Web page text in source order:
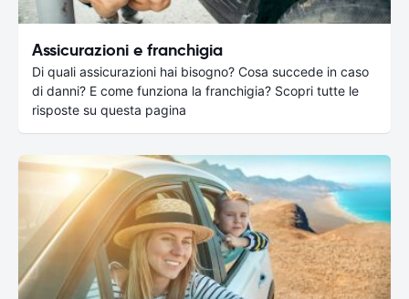
Assicurazioni e franchigia
Di quali assicurazioni hai bisogno? Cosa succede in caso
di danni? E come funziona la franchigia? Scopri tutte le
risposte su questa pagina